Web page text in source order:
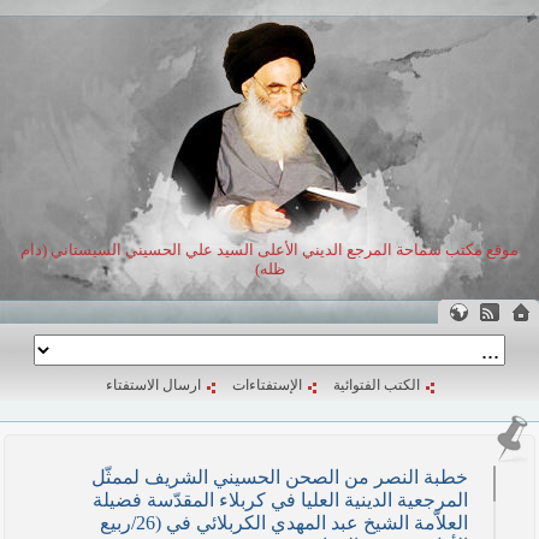
موقع مكتب سماحة المرجع الديني الأعلى السيد علي الحسيني السيستاني (دام
ظله)
الكتب الفتوائية الإستفتاءات ارسال الاستفتاء
خطبة النصر من الصحن الحسيني الشريف لممثّل
المرجعية الدينية العليا في كربلاء المقدّسة فضيلة
العلاّمة الشيخ عبد المهدي الكربلائي في (26/ربيع